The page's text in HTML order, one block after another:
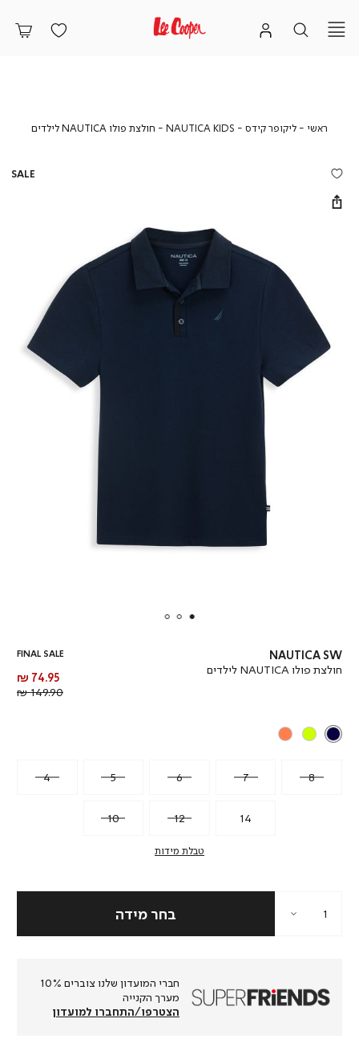
ראשי ראשי
ליקופר קידס ליקופר
NAUTICA KIDS
NAUTICA
חולצת פולו NAUTICA לילדים
חולצת
NAUTICA SW
חולצת פולו NAUTICA לילדים
FINAL SALE
מחיר
מוצר
74.95 ₪
149.90 ₪
4 5 6 7 8
10 12 14
טבלת מידות
חברי המועדון שלנו צוברים 10%
מערך הקנייה
הצטרפו/התחברו למועדון
SALE